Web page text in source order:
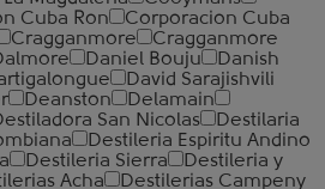
Cuba Ron
Corporacion Cuba
Cragganmore
Cragganmore
Daniel Bouju
Danish
David Sarajishvili
Deanston
Delamain
San Nicolas
Destilaria
Destileria Espiritu Andino
Destileria Sierra
Destileria y
Acha
Destilerias Campeny